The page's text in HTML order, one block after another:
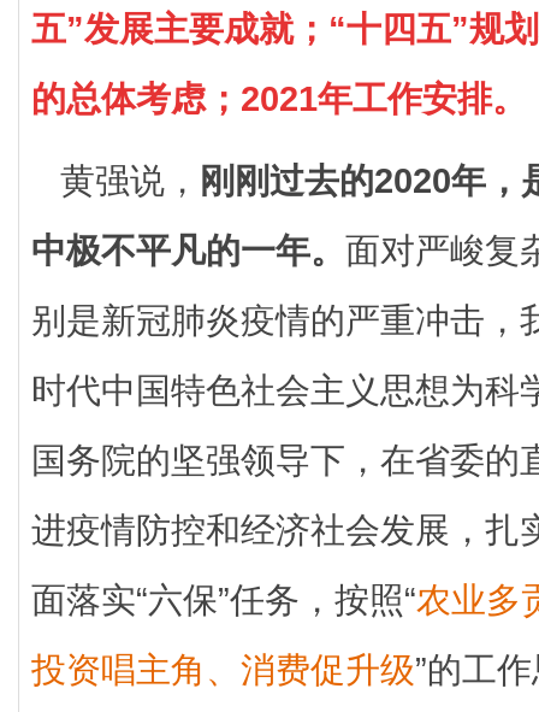
五”发展主要成就；“十四五”规
的总体考虑；2021年工作安排。
黄强说， 刚刚过去的2020年，
中极不平凡的一年。 面对严峻复
别是新冠肺炎疫情的严重冲击，
时代中国特色社会主义思想为科
国务院的坚强领导下，在省委的
进疫情防控和经济社会发展，扎
面落实“六保”任务，按照“农业多
投资唱主角、消费促升级”的工